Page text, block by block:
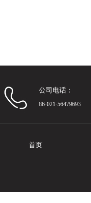
公司电话：
86-021-56479693
首页